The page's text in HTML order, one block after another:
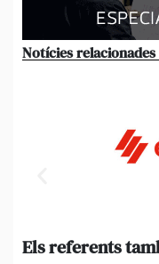
Notícies relacionades
Els referents